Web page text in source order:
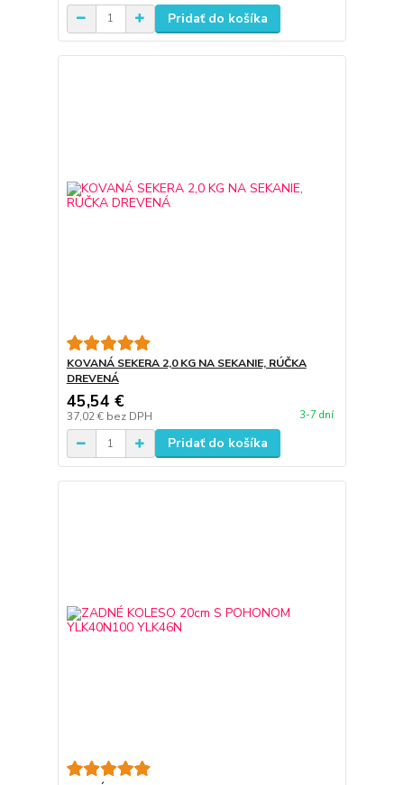
Pridať do košíka
KOVANÁ SEKERA 2,0 KG NA SEKANIE, RÚČKA
DREVENÁ
45,54 €
37,02 € bez DPH 3-7 dní
Pridať do košíka